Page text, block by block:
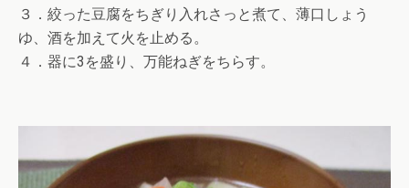
３．絞った豆腐をちぎり入れさっと煮て、薄口しょう
ゆ、酒を加えて火を止める。
４．器に3を盛り、万能ねぎをちらす。